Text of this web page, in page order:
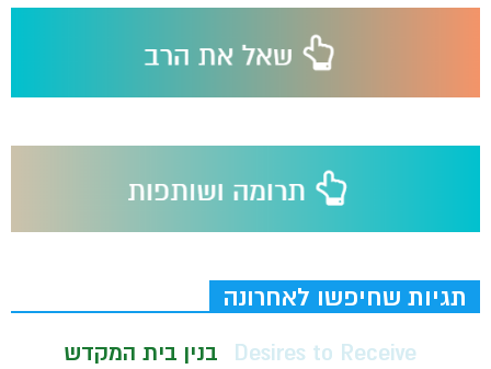
תגיות שחיפשו לאחרונה
Desires to Receive
בנין בית המקדש